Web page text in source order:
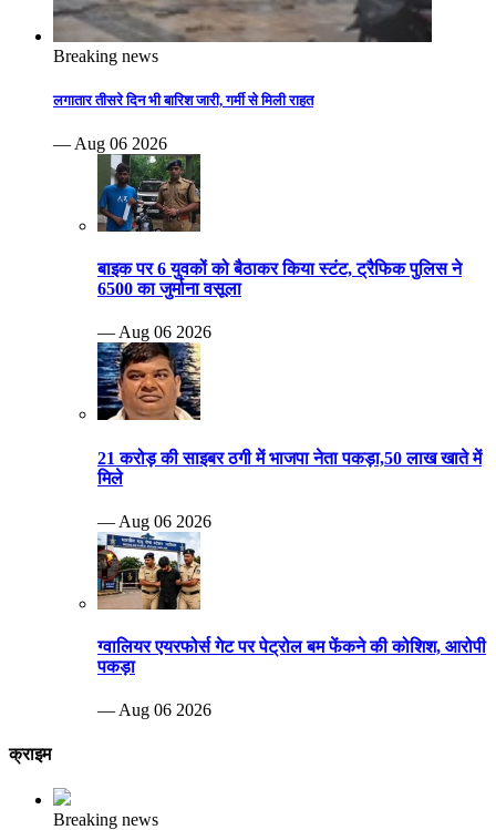
Breaking news
लगातार तीसरे दिन भी बारिश जारी, गर्मी से मिली राहत
— Aug 06 2026
बाइक पर 6 युवकों को बैठाकर किया स्टंट, ट्रैफिक पुलिस ने
6500 का जुर्माना वसूला
— Aug 06 2026
21 करोड़ की साइबर ठगी में भाजपा नेता पकड़ा,50 लाख खाते में
मिले
— Aug 06 2026
ग्वालियर एयरफोर्स गेट पर पेट्रोल बम फेंकने की कोशिश, आरोपी
पकड़ा
— Aug 06 2026
क्राइम
Breaking news